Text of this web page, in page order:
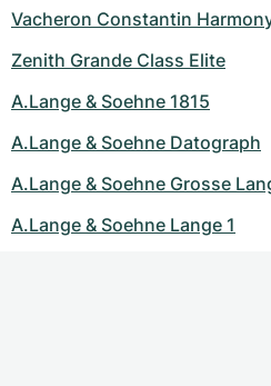
Vacheron Constantin
Zenith Grande Class Elite
A.Lange & Soehne 1815
A.Lange & Soehne Datograph
A.Lange & Soehne Grosse
A.Lange & Soehne Lange 1